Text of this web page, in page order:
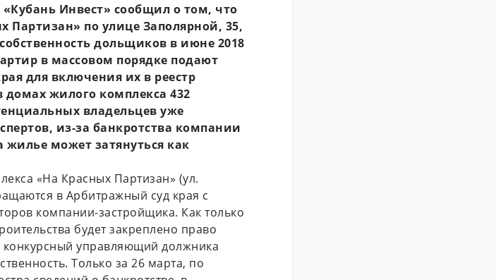
Инвест» сообщил о том, что
по улице Заполярной, 35,
дольщиков в июне 2018
в массовом порядке подают
для включения их в реестр
домах жилого комплекса 432
владельцев уже
из-за банкротства компании
жилье может затянуться как
«На Красных Партизан» (ул.
в Арбитражный суд края с
компании-застройщика. Как только
будет закреплено право
управляющий должника
Только за 26 марта, по